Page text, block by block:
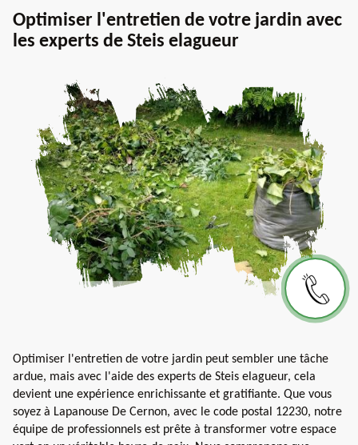
Optimiser l'entretien de votre jardin avec
les experts de Steis elagueur
Optimiser l'entretien de votre jardin peut sembler une tâche
ardue, mais avec l'aide des experts de Steis elagueur, cela
devient une expérience enrichissante et gratifiante. Que vous
soyez à Lapanouse De Cernon, avec le code postal 12230, notre
équipe de professionnels est prête à transformer votre espace